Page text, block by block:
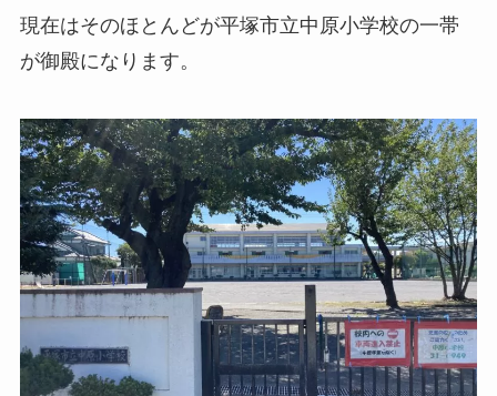
現在はそのほとんどが平塚市立中原小学校の一帯
が御殿になります。